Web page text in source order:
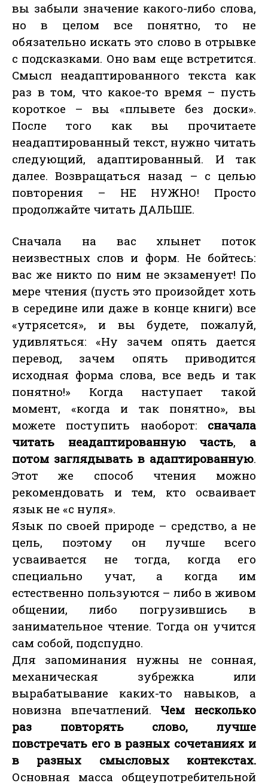
вы забыли значение какого-либо слова,
но в целом все понятно, то не
обязательно искать это слово в отрывке
с подсказками. Оно вам еще встретится.
Смысл неадаптированного текста как
раз в том, что какое-то время – пусть
короткое – вы «плывете без доски».
После того как вы прочитаете
неадаптированный текст, нужно читать
следующий, адаптированный. И так
далее. Возвращаться назад – с целью
повторения – НЕ НУЖНО! Просто
продолжайте читать ДАЛЬШЕ.
Сначала на вас хлынет поток
неизвестных слов и форм. Не бойтесь:
вас же никто по ним не экзаменует! По
мере чтения (пусть это произойдет хоть
в середине или даже в конце книги) все
«утрясется», и вы будете, пожалуй,
удивляться: «Ну зачем опять дается
перевод, зачем опять приводится
исходная форма слова, все ведь и так
понятно!» Когда наступает такой
момент, «когда и так понятно», вы
можете поступить наоборот: сначала
читать неадаптированную часть, а
потом заглядывать в адаптированную.
Этот же способ чтения можно
рекомендовать и тем, кто осваивает
язык не «с нуля».
Язык по своей природе – средство, а не
цель, поэтому он лучше всего
усваивается не тогда, когда его
специально учат, а когда им
естественно пользуются – либо в живом
общении, либо погрузившись в
занимательное чтение. Тогда он учится
сам собой, подспудно.
Для запоминания нужны не сонная,
механическая зубрежка или
вырабатывание каких-то навыков, а
новизна впечатлений. Чем несколько
раз повторять слово, лучше
повстречать его в разных сочетаниях и
в разных смысловых контекстах.
Основная масса общеупотребительной